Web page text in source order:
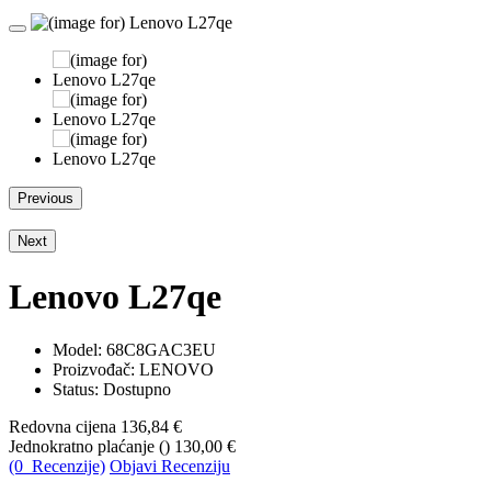
Previous
Next
Lenovo L27qe
Model: 68C8GAC3EU
Proizvođač: LENOVO
Status: Dostupno
Redovna cijena 136,84 €
Jednokratno plaćanje () 130,00 €
(0 Recenzije) Objavi Recenziju